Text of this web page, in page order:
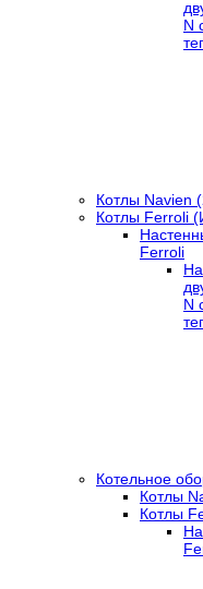
N
Котлы Navien
Котлы Ferroli
Ferroli
N
Котельное
Котлы
Котлы